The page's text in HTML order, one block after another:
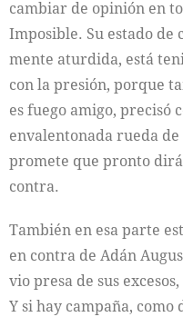
cambiar de opinión en
Imposible. Su estado de
mente aturdida, está
con la presión, porque
es fuego amigo, precisó
envalentonada rueda
promete que pronto
contra.
También en esa parte
en contra de Adán
vio presa de sus
Y si hay campaña,